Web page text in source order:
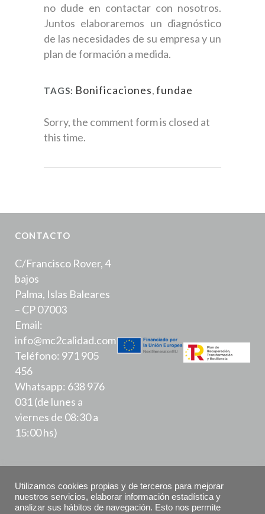
no dude en contactar con nosotros.
Juntos elaboraremos un diagnóstico
de las necesidades de su empresa y un
plan de formación a medida.
TAGS: Bonificaciones,fundae
Sorry, the comment form is closed at
this time.
CONTACTO
C/Francisco Rover, 4
bajos
Palma, Islas Baleares
– CP 07003
Email:
info@mc2calidad.com
Teléfono: 971 905
456
Whatsapp: 638 976
031 (de lunes a
viernes de 08:30 a
15:00 hs)
Política de Privacidad
Utilizamos cookies propias y de terceros para mejorar
nuestros servicios, elaborar información estadística y
analizar sus hábitos de navegación. Esto nos permite